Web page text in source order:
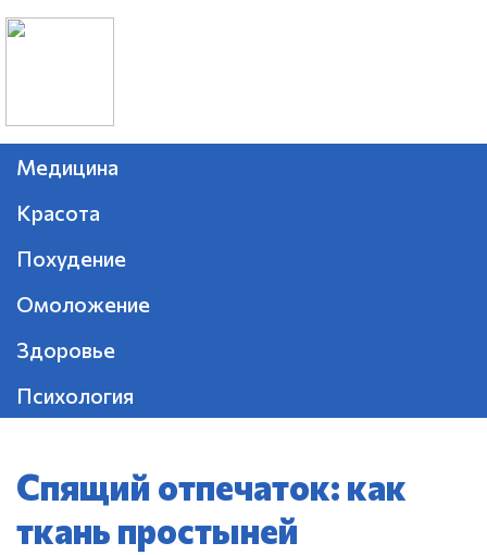
Медицина
Красота
Похудение
Омоложение
Здоровье
Психология
Спящий отпечаток: как
ткань простыней